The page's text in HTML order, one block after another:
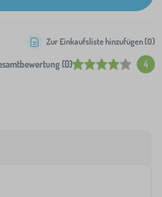
(0) 4
Zur Einkaufsliste hinzufügen (0)